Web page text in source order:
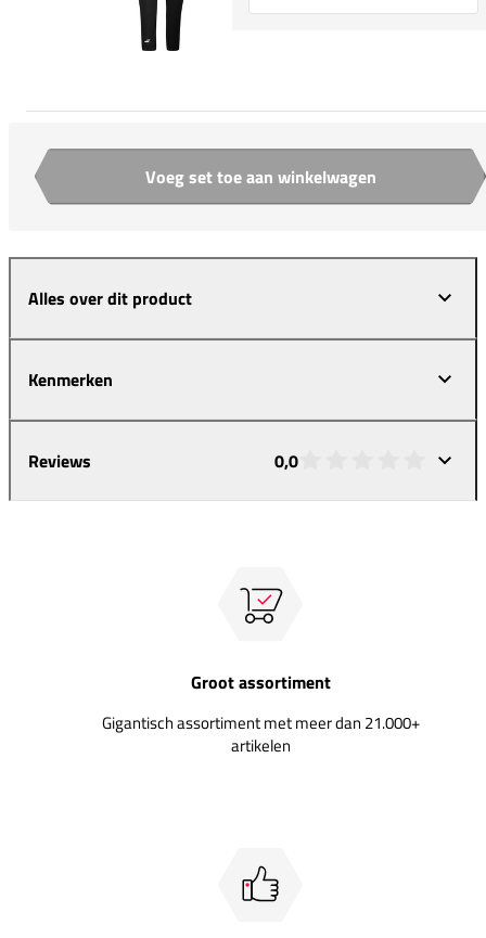
Aantal Voeg set toe aan winkelwagen
Alles over dit product
Kenmerken
Reviews 0,0
Groot assortiment
Gigantisch assortiment met meer dan 21.000+
artikelen